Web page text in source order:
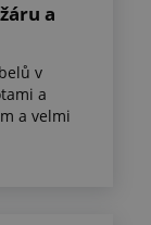
a
v
a
a velmi